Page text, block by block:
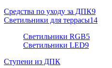
Средства по уходу за ДПК9
Светильники для террасы14
Светильники RGB5
Светильники LED9
Ступени из ДПК